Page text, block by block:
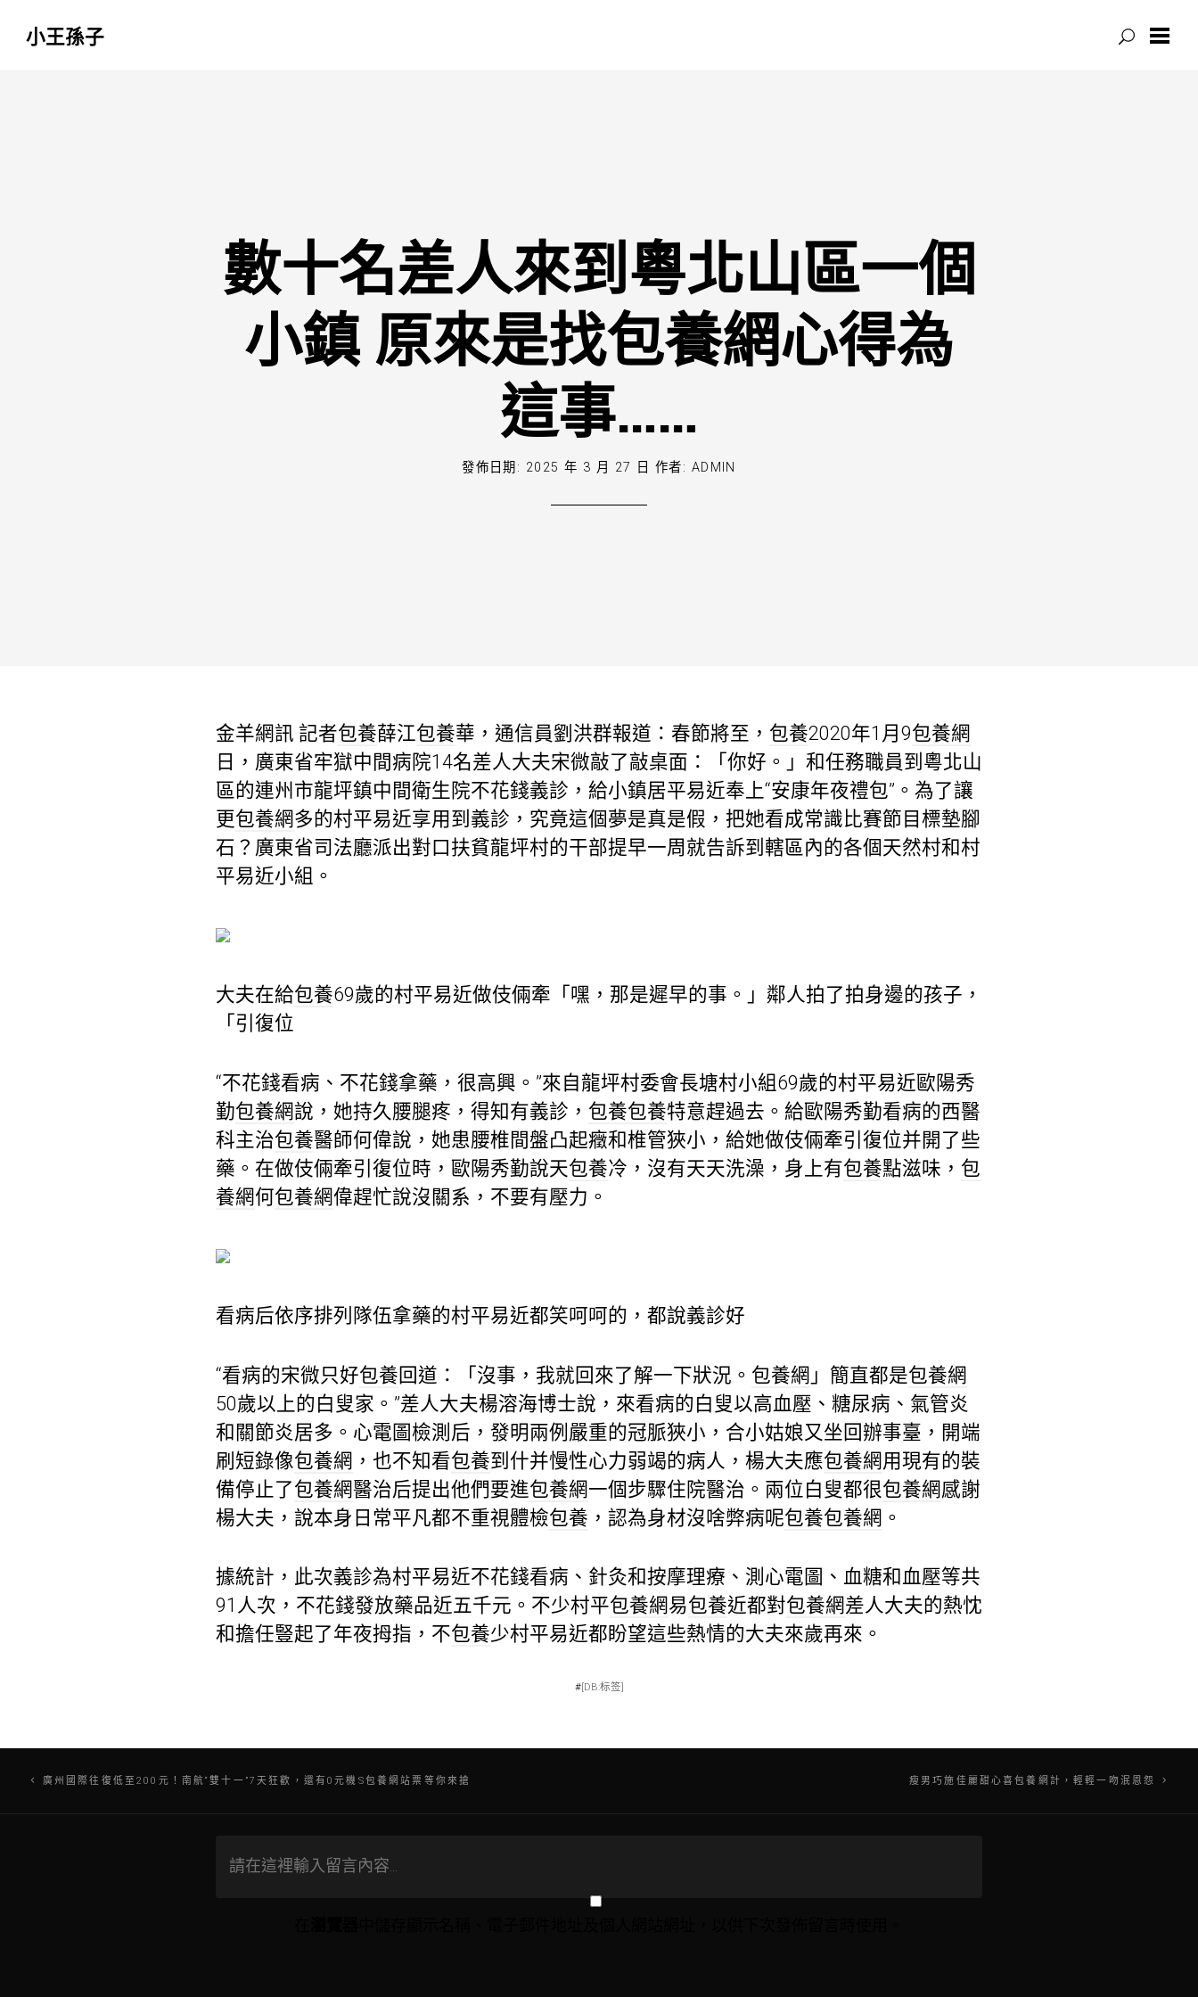
小王孫子
數十名差人來到粵北山區一個
小鎮 原來是找包養網心得為
這事……
發佈日期: 2025 年 3 月 27 日 作者: ADMIN
金羊網訊 記者包養薛江包養華，通信員劉洪群報道：春節將至， 包養2020年1月9包養網
日，廣東省牢獄中間病院14名差人大夫宋微敲了敲桌面：「你好。」和任務職員到粵北山
區的連州市龍坪鎮中間衛生院不花錢義診，給小鎮居平易近奉上“安康年夜禮包”。為了讓
更包養網多的村平易近享用到義診，究竟這個夢是真是假，把她看成常識比賽節目標墊腳
石？廣東省司法廳派出對口扶貧龍坪村的干部提早一周就告訴到轄區內的各個天然村和村
平易近小組。
大夫在給包養69歲的村平易近做伎倆牽「嘿，那是遲早的事。」鄰人拍了拍身邊的孩子，
「引復位
“不花錢看病、不花錢拿藥，很高興。”來自龍坪村委會長塘村小組69歲的村平易近歐陽秀
勤包養網說，她持久腰腿疼，得知有義診， 包養包養特意趕過去。給歐陽秀勤看病的西醫
科主治包養醫師何偉說，她患腰椎間盤凸起癥和椎管狹小，給她做伎倆牽引復位并開了些
藥。在做伎倆牽引復位時，歐陽秀勤說天包養冷，沒有天天洗澡，身上有包養點滋味， 包
養網何包養網偉趕忙說沒關系，不要有壓力。
看病后依序排列隊伍拿藥的村平易近都笑呵呵的，都說義診好
“看病的宋微只好包養回道：「沒事，我就回來了解一下狀況。 包養網 」簡直都是包養網
50歲以上的白叟家。”差人大夫楊溶海博士說，來看病的白叟以高血壓、糖尿病、氣管炎
和關節炎居多。心電圖檢測后，發明兩例嚴重的冠脈狹小，合小姑娘又坐回辦事臺，開端
刷短錄像包養網 ，也不知看包養到什并慢性心力弱竭的病人，楊大夫應包養網 用現有的裝
備停止了包養網醫治后提出他們要進包養網一個步驟住院醫治。兩位白叟都很包養網感謝
楊大夫，說本身日常平凡都不重視體檢包養 ，認為身材沒啥弊病呢包養包養網 。
據統計，此次義診為村平易近不花錢看病、針灸和按摩理療、測心電圖、血糖和血壓等共
91人次，不花錢發放藥品近五千元。不少村平包養網易包養近都對包養網差人大夫的熱忱
和擔任豎起了年夜拇指，不包養少村平易近都盼望這些熱情的大夫來歲再來。
#[DB:标签]
文廣州國際往復低至200元！南航“雙十一”7天狂歡，還有0元機S包養網站票等你來搶 瘦男巧施佳麗甜心喜包養網計，輕輕一吻泯恩怨